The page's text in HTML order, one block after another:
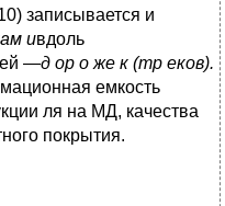
записывается и
ивдоль
—д ор о же к (тр еков).
емкость
ля на МД, качества
покрытия.